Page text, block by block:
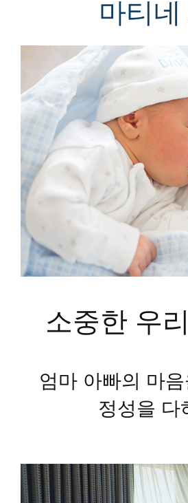
마티
소중한 우
엄마 아빠의 마
정성을 다